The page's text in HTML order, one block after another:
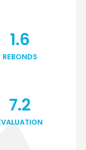
1.6
REBONDS
7.2